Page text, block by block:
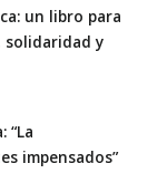
un libro para
solidaridad y
“La
impensados”